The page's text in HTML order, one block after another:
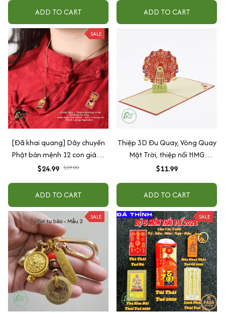
ADD TO CART ADD TO CART
SALE
[Đã khai quang] Dây chuyền
Phật bản mệnh 12 con giáp -
Dây chuyền tài lộc - Đi kèm
$24.99 $39.00
ADD TO CART
Thiệp 3D Đu Quay, Vòng Quay
Mặt Trời, thiệp nổi HMG
handmade Phù Hợp Làm Quà
$11.99
ADD TO CART
SALE SALE